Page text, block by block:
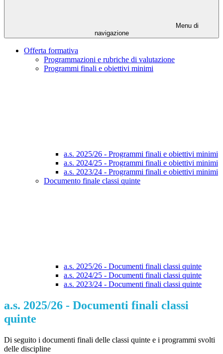
Menu di
navigazione
Offerta formativa
Programmazioni e rubriche di valutazione
Programmi finali e obiettivi minimi
a.s. 2025/26 - Programmi finali e obiettivi minimi
a.s. 2024/25 - Programmi finali e obiettivi minimi
a.s. 2023/24 - Programmi finali e obiettivi minimi
Documento finale classi quinte
a.s. 2025/26 - Documenti finali classi quinte
a.s. 2024/25 - Documenti finali classi quinte
a.s. 2023/24 - Documenti finali classi quinte
a.s. 2025/26 - Documenti finali classi
quinte
Di seguito i documenti finali delle classi quinte e i programmi svolti
delle discipline